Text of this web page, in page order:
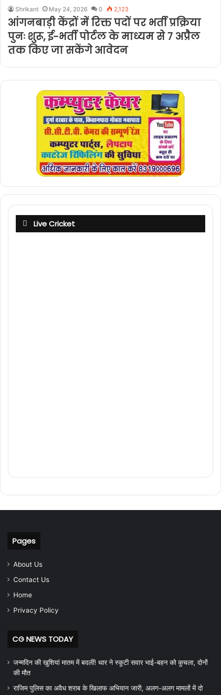
Shrikant May 24, 2026 0 2,123
आंगनबाड़ी केंद्रों में रिक्त पदों पर भर्ती प्रक्रिया
पुनः शुरू, ई-भर्ती पोर्टल के माध्यम से 7 अप्रैल
तक किए जा सकेंगे आवेदन
Live Cricket
Pages
About Us
Contact Us
Home
Privacy Policy
CG NEWS TODAY
जन्मदिन की खुशियां मातम में बदलीं! थार ने स्कूटी सवार भाई-बहन को कुचला, दोनों
की मौत
राजिम पुलिस का अवैध शराब के खिलाफ अभियान जारी, अलग-अलग मामलों में दो